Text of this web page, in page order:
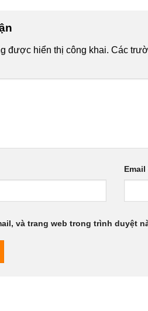
được hiển thị công khai. Các
Email
và trang web trong trình duyệt